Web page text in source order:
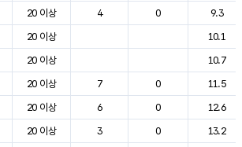
20 이상 4 0
9.3
20 이상
10.1
20 이상
10.7
20 이상 7 0
11.5
20 이상 6 0
12.6
20 이상 3 0
13.2